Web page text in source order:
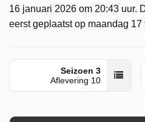
16 januari 2026 om 20:43 uur.
eerst geplaatst op maandag 17
Seizoen 3
Aflevering 10